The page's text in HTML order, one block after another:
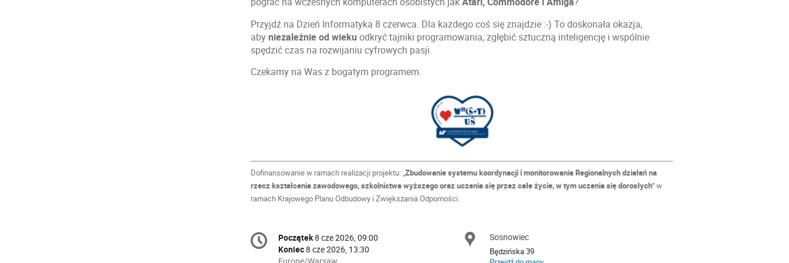
Przyjdź na Dzień Informatyka 8 czerwca. Dla każdego coś się znajdzie :-) To doskonała okazja,
abyniezależnie od wieku odkryć tajniki programowania, zgłębić sztuczną inteligencję i wspólnie
spędzić czas na rozwijaniu cyfrowych pasji.
Czekamy na Was z bogatym programem.
Dofinansowanie w ramach realizacji projektu: „Zbudowanie systemu koordynacji i monitorowania Regionalnych działań na
rzecz kształcenia zawodowego, szkolnictwa wyższego oraz uczenia się przez całe życie, w tym uczenia się dorosłych”w
ramach Krajowego Planu Odbudowy i Zwiększania Odporności.
Conference
information
Data/Czas
Początek8 cze 2026, 09:00
Koniec8 cze 2026, 13:30
Lokalizacja
Sosnowiec
Będzińska 39